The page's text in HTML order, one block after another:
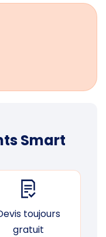
Smart
toujours
gratuit